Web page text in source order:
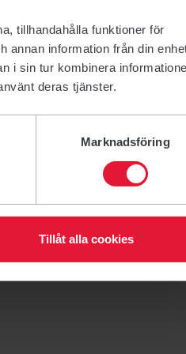
tillhandahålla funktioner för
annan information från din
i sin tur kombinera
deras tjänster.
Marknadsföring
Tillåt alla cookies
Policys
Cookies